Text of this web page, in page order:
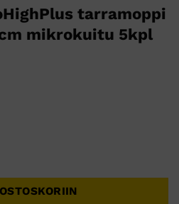
tarramoppi
mikrokuitu 5kpl